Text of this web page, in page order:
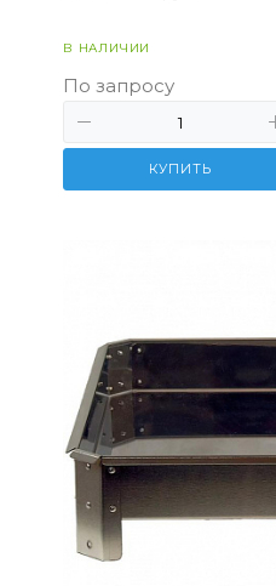
В НАЛИЧИИ
По запросу
КУПИТЬ